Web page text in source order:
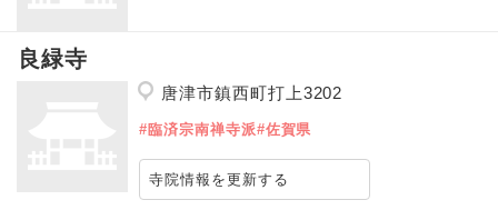
良緑寺
唐津市鎮西町打上3202
#臨済宗南禅寺派#佐賀県
寺院情報を更新する